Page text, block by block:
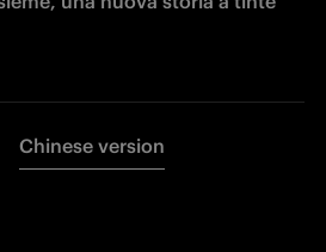
Chinese version